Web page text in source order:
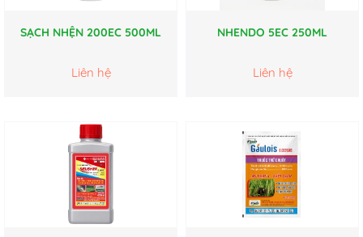
SẠCH NHỆN 200EC 500ML
Liên hệ
NHENDO 5EC 250ML
Liên hệ